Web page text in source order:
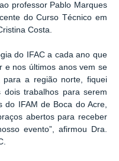
professor Pablo Marques
do Curso Técnico em
Costa.
do IFAC a cada ano que
e nos últimos anos vem se
para a região norte, fiquei
trabalhos para serem
do IFAM de Boca do Acre,
abertos para receber
evento”, afirmou Dra.